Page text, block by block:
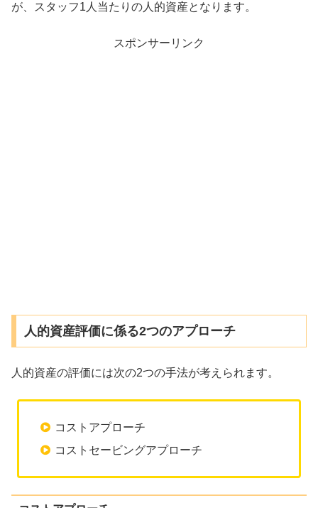
が、スタッフ1人当たりの人的資産となります。
スポンサーリンク
人的資産評価に係る2つのアプローチ
人的資産の評価には次の2つの手法が考えられます。
コストアプローチ
コストセービングアプローチ